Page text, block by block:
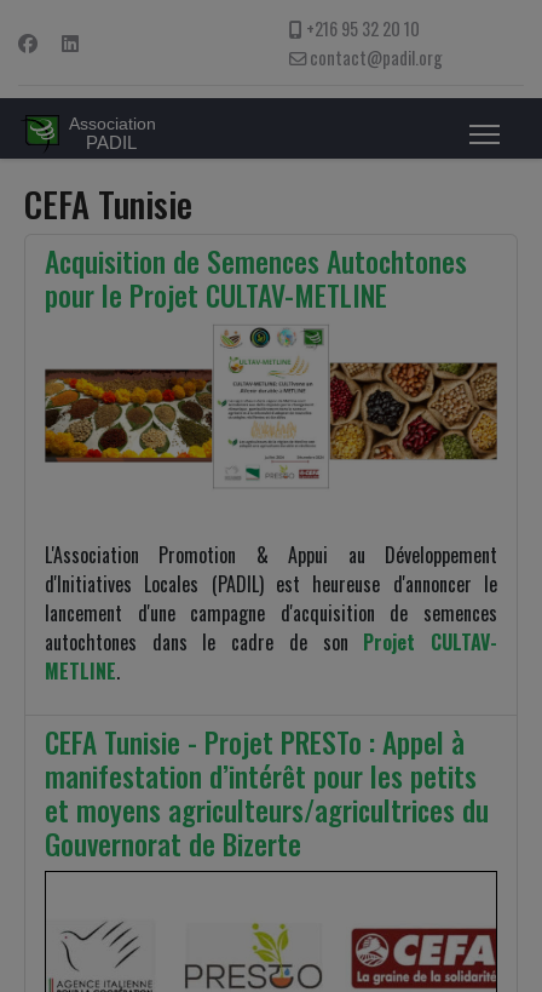
+216 95 32 20 10
contact@padil.org
CEFA Tunisie
Acquisition de Semences Autochtones
pour le Projet CULTAV-METLINE
L'Association Promotion & Appui au Développement
d'Initiatives Locales (PADIL) est heureuse d'annoncer le
lancement d'une campagne d'acquisition de semences
autochtones dans le cadre de son Projet CULTAV-
METLINE.
CEFA Tunisie - Projet PRESTo : Appel à
manifestation d’intérêt pour les petits
et moyens agriculteurs/agricultrices du
Gouvernorat de Bizerte